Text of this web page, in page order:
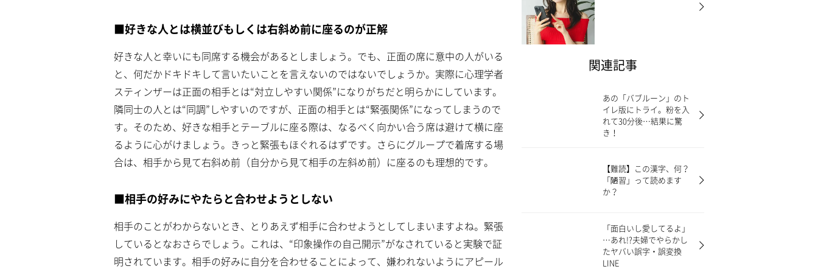
■好きな人とは横並びもしくは右斜め前に座るのが正解
好きな人と幸いにも同席する機会があるとしましょう。でも、正面の席に意中の人がいる
と、何だかドキドキして言いたいことを言えないのではないでしょうか。実際に心理学者
スティンザーは正面の相手とは“対立しやすい関係”になりがちだと明らかにしています。
隣同士の人とは“同調”しやすいのですが、正面の相手とは“緊張関係”になってしまうので
す。そのため、好きな相手とテーブルに座る際は、なるべく向かい合う席は避けて横に座
るように心がけましょう。きっと緊張もほぐれるはずです。さらにグループで着席する場
合は、相手から見て右斜め前（自分から見て相手の左斜め前）に座るのも理想的です。
■相手の好みにやたらと合わせようとしない
相手のことがわからないとき、とりあえず相手に合わせようとしてしまいますよね。緊張
しているとなおさらでしょう。これは、“印象操作の自己開示”がなされていると実験で証
明されています。相手の好みに自分を合わせることによって、嫌われないようにアピール
関連記事
あの「バブルーン」のト
イレ版にトライ。粉を入
れて30分後…結果に驚
き！
【難読】この漢字、何？
「陋習」って読めます
か？
「面白いし愛してるよ」
…あれ!?夫婦でやらかし
たヤバい誤字・誤変換
LINE